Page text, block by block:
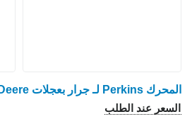
المحرك Perkins لـ جرار بعجلات John Deere
السعر عند الطلب